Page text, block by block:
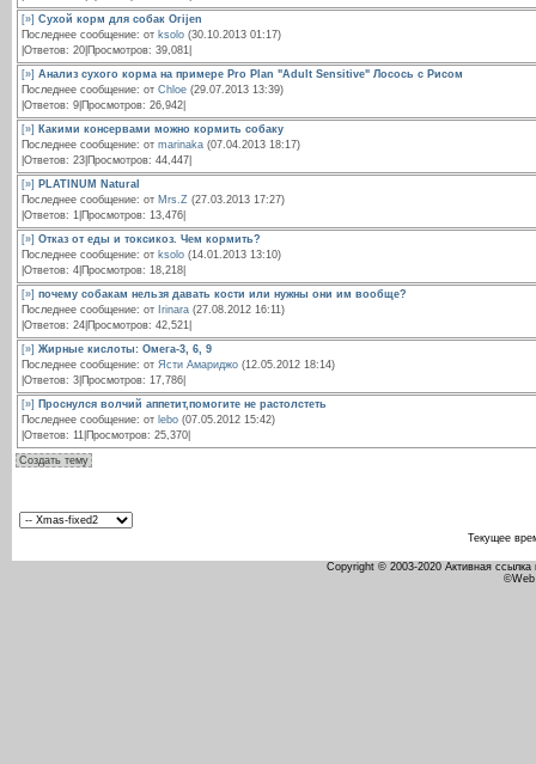
[»] Сухой корм для собак Orijen
Последнее сообщение: от ksolo (30.10.2013 01:17)
|Ответов: 20|Просмотров: 39,081|
[»] Анализ сухого корма на примере Pro Plan "Adult Sensitive" Лосось с Рисом
Последнее сообщение: от Chloe (29.07.2013 13:39)
|Ответов: 9|Просмотров: 26,942|
[»]
Какими консервами можно кормить собаку
Последнее сообщение: от marinaka (07.04.2013 18:17)
|Ответов: 23|Просмотров: 44,447|
[»]
PLATINUM Natural
Последнее сообщение: от Mrs.Z (27.03.2013 17:27)
|Ответов: 1|Просмотров: 13,476|
[»] Отказ от еды и токсикоз. Чем кормить?
Последнее сообщение: от ksolo (14.01.2013 13:10)
|Ответов: 4|Просмотров: 18,218|
[»] почему собакам нельзя давать кости или нужны они им вообще?
Последнее сообщение: от Irinara (27.08.2012 16:11)
|Ответов: 24|Просмотров: 42,521|
[»] Жирные кислоты: Омега-3, 6, 9
Последнее сообщение: от Ясти Амариджо (12.05.2012 18:14)
|Ответов: 3|Просмотров: 17,786|
[»]
Проснулся волчий аппетит,помогите не растолстеть
Последнее сообщение: от lebo (07.05.2012 15:42)
|Ответов: 11|Просмотров: 25,370|
Создать тему
Текущее
Copyright © 2003-2020 Активная ссылка